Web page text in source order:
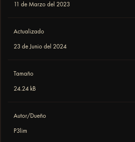
11 de Marzo del 2023
Actualizado
23 de Junio del 2024
Tamaño
24.24 kB
Autor/Dueño
P3lim